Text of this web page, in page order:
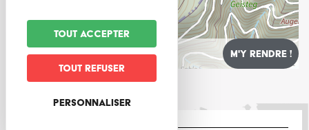
Leaflet
Tout accepter
Tout refuser
Personnaliser